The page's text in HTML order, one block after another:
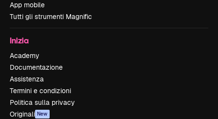
App mobile
Tutti gli strumenti Magnific
Inizia
Academy
Documentazione
Assistenza
Termini e condizioni
Politica sulla privacy
Originali New